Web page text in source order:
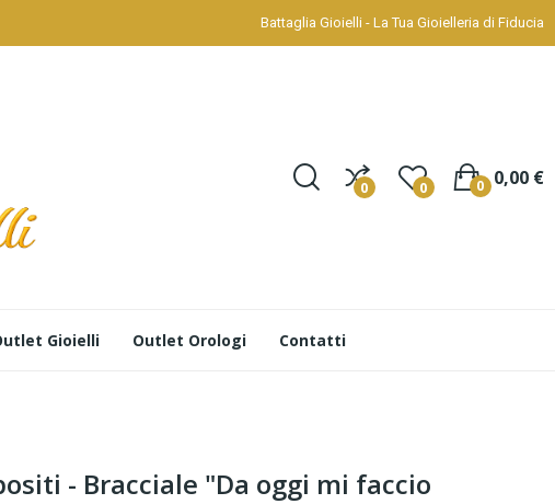
Battaglia Gioielli - La Tua Gioielleria di Fiducia
0 0 0,00 €
0
Gioielli Outlet Orologi Contatti
- Bracciale "Da oggi mi faccio